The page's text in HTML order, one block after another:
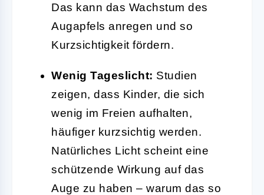
Das kann das Wachstum des
Augapfels anregen und so
Kurzsichtigkeit fördern.
Wenig Tageslicht: Studien
zeigen, dass Kinder, die sich
wenig im Freien aufhalten,
häufiger kurzsichtig werden.
Natürliches Licht scheint eine
schützende Wirkung auf das
Auge zu haben – warum das so